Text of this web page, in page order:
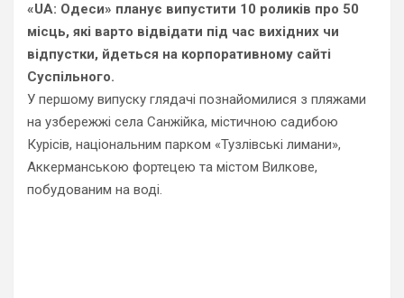
«UA: Одеси» планує випустити 10 роликів про 50
місць, які варто відвідати під час вихідних чи
відпустки, йдеться на корпоративному сайті
Суспільного.
У першому випуску глядачі познайомилися з пляжами
на узбережжі села Санжійка, містичною садибою
Курісів, національним парком «Тузлівські лимани»,
Аккерманською фортецею та містом Вилкове,
побудованим на воді.